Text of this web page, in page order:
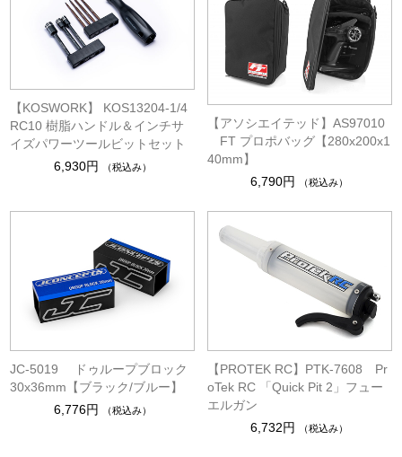
【KOSWORK】 KOS13204-1/4
RC10 樹脂ハンドル＆インチサ
イズパワーツールビットセット
6,930円
（税込み）
【アソシエイテッド】AS97010
FT プロポバッグ【280x200x1
40mm】
6,790円
（税込み）
JC-5019 ドゥループブロック
30x36mm【ブラック/ブルー】
6,776円
（税込み）
【PROTEK RC】PTK-7608 Pr
oTek RC 「Quick Pit 2」フュー
エルガン
6,732円
（税込み）